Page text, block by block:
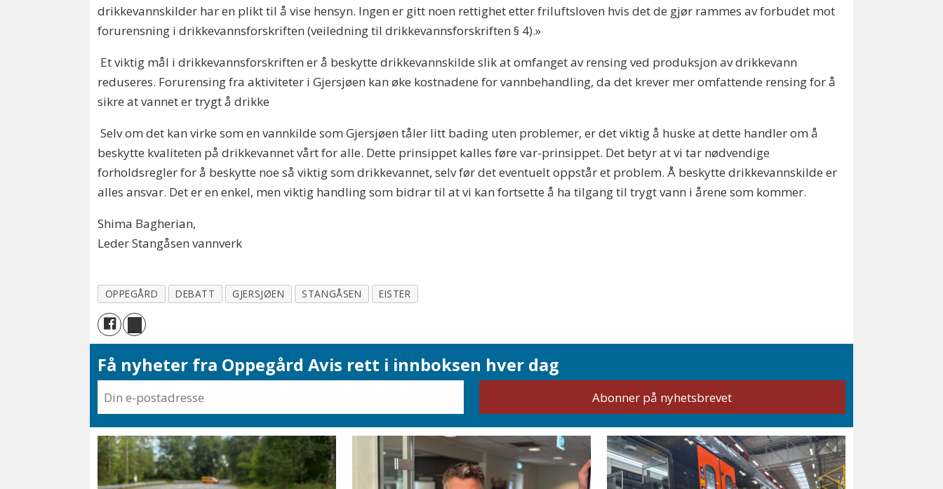
drikkevannskilder har en plikt til å vise hensyn. Ingen er gitt noen rettighet etter friluftsloven hvis det de gjør rammes av forbudet mot
forurensning i drikkevannsforskriften (veiledning til drikkevannsforskriften § 4).»
Et viktig mål i drikkevannsforskriften er å beskytte drikkevannskilde slik at omfanget av rensing ved produksjon av drikkevann
reduseres. Forurensing fra aktiviteter i Gjersjøen kan øke kostnadene for vannbehandling, da det krever mer omfattende rensing for å
sikre at vannet er trygt å drikke
Selv om det kan virke som en vannkilde som Gjersjøen tåler litt bading uten problemer, er det viktig å huske at dette handler om å
beskytte kvaliteten på drikkevannet vårt for alle. Dette prinsippet kalles føre var-prinsippet. Det betyr at vi tar nødvendige
forholdsregler for å beskytte noe så viktig som drikkevannet, selv før det eventuelt oppstår et problem. Å beskytte drikkevannskilde er
alles ansvar. Det er en enkel, men viktig handling som bidrar til at vi kan fortsette å ha tilgang til trygt vann i årene som kommer.
Shima Bagherian,
Leder Stangåsen vannverk
OPPEGÅRD DEBATT GJERSJØEN STANGÅSEN EISTER
Få nyheter fra Oppegård Avis rett i innboksen hver dag